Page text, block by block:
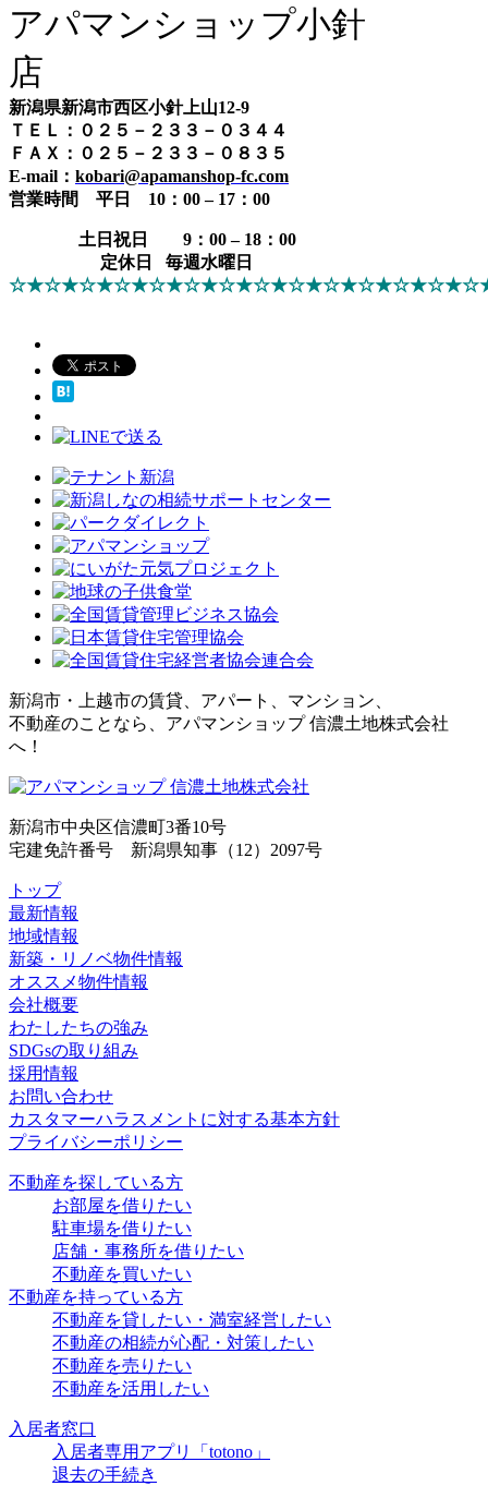
アパマンショップ小針
店
新潟県新潟市西区小針上山12-9
ＴＥＬ：０２５－２３３－０３４４
ＦＡＸ：０２５－２３３－０８３５
E-mail： kobari@apamanshop-fc.com
営業時間 平日 10：00 – 17：00
土日祝日 9：00 – 18：00
定休日 毎週水曜日
新潟市・上越市の賃貸、アパート、マンション、
不動産のことなら、アパマンショップ 信濃土地株式会社
へ！
新潟市中央区信濃町3番10号
宅建免許番号 新潟県知事（12）2097号
トップ
最新情報
地域情報
新築・リノベ物件情報
オススメ物件情報
会社概要
わたしたちの強み
SDGsの取り組み
採用情報
お問い合わせ
カスタマーハラスメントに対する基本方針
プライバシーポリシー
不動産を探している方
お部屋を借りたい
駐車場を借りたい
店舗・事務所を借りたい
不動産を買いたい
不動産を持っている方
不動産を貸したい・満室経営したい
不動産の相続が心配・対策したい
不動産を売りたい
不動産を活用したい
入居者窓口
入居者専用アプリ「totono」
退去の手続き